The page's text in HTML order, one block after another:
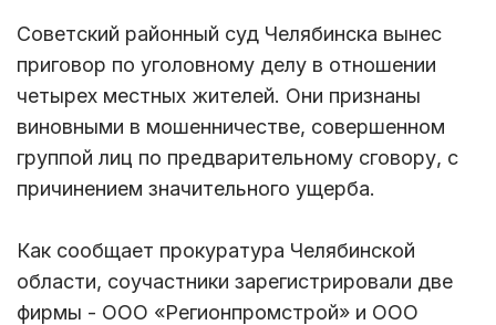
Советский районный суд Челябинска вынес
приговор по уголовному делу в отношении
четырех местных жителей. Они признаны
виновными в мошенничестве, совершенном
группой лиц по предварительному сговору, с
причинением значительного ущерба.
Как сообщает прокуратура Челябинской
области, соучастники зарегистрировали две
фирмы - ООО «Регионпромстрой» и ООО